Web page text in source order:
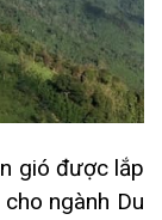
gió được lắp
ngành Du